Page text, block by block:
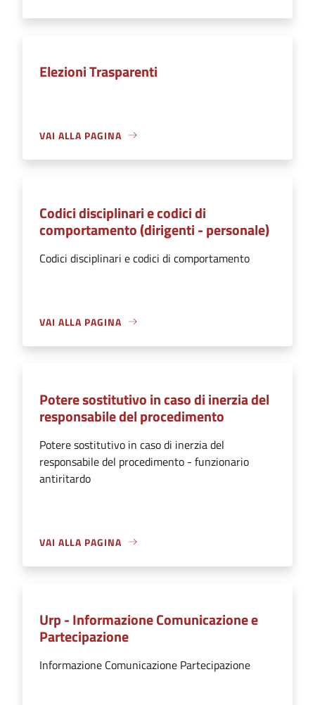
Elezioni Trasparenti
VAI ALLA PAGINA
Codici disciplinari e codici di
comportamento (dirigenti - personale)
Codici disciplinari e codici di comportamento
VAI ALLA PAGINA
Potere sostitutivo in caso di inerzia del
responsabile del procedimento
Potere sostitutivo in caso di inerzia del
responsabile del procedimento - funzionario
antiritardo
VAI ALLA PAGINA
Urp - Informazione Comunicazione e
Partecipazione
Informazione Comunicazione Partecipazione